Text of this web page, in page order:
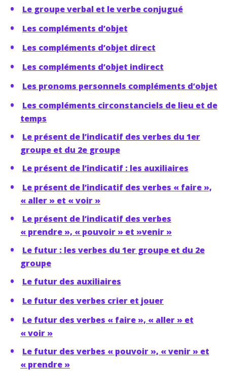
Le groupe verbal et le verbe conjugué
Les compléments d’objet
Les compléments d’objet direct
Les compléments d’objet indirect
Les pronoms personnels compléments d’objet
Les compléments circonstanciels de lieu et de
temps
Le présent de l’indicatif des verbes du 1er
groupe et du 2e groupe
Le présent de l’indicatif : les auxiliaires
Le présent de l’indicatif des verbes « faire »,
« aller » et « voir »
Le présent de l’indicatif des verbes
« prendre », « pouvoir » et »venir »
Le futur : les verbes du 1er groupe et du 2e
groupe
Le futur des auxiliaires
Le futur des verbes crier et jouer
Le futur des verbes « faire », « aller » et
« voir »
Le futur des verbes « pouvoir », « venir » et
« prendre »